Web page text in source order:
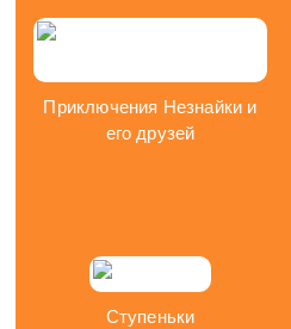
Приключения Незнайки и
его друзей
Ступеньки